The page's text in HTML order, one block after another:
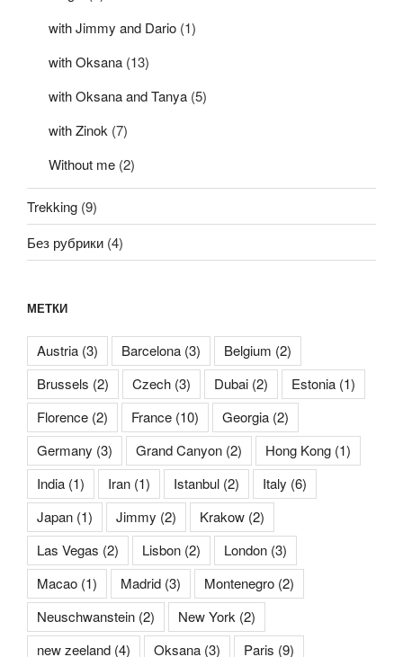
with Jimmy and Dario (1)
with Oksana (13)
with Oksana and Tanya (5)
with Zinok (7)
Without me (2)
Trekking (9)
Без рубрики (4)
МЕТКИ
Austria (3) Barcelona (3) Belgium (2)
Brussels (2) Czech (3) Dubai (2) Estonia (1)
Florence (2) France (10) Georgia (2)
Germany (3) Grand Canyon (2) Hong Kong (1)
India (1) Iran (1) Istanbul (2) Italy (6)
Japan (1) Jimmy (2) Krakow (2)
Las Vegas (2) Lisbon (2) London (3)
Macao (1) Madrid (3) Montenegro (2)
Neuschwanstein (2) New York (2)
new zeeland (4) Oksana (3) Paris (9)